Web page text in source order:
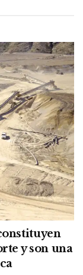
y son una